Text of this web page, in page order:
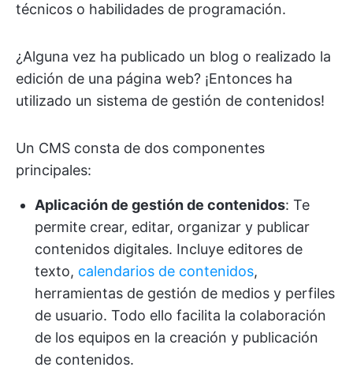
técnicos o habilidades de programación.
¿Alguna vez ha publicado un blog o realizado la
edición de una página web? ¡Entonces ha
utilizado un sistema de gestión de contenidos!
Un CMS consta de dos componentes
principales:
Aplicación de gestión de contenidos: Te
permite crear, editar, organizar y publicar
contenidos digitales. Incluye editores de
texto, calendarios de contenidos,
herramientas de gestión de medios y perfiles
de usuario. Todo ello facilita la colaboración
de los equipos en la creación y publicación
de contenidos.